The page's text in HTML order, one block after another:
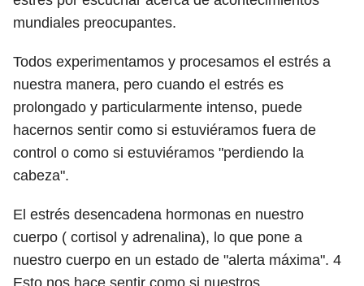
mundiales preocupantes.
Todos experimentamos y procesamos el estrés a
nuestra manera, pero cuando el estrés es
prolongado y particularmente intenso, puede
hacernos sentir como si estuviéramos fuera de
control o como si estuviéramos "perdiendo la
cabeza".
El estrés desencadena hormonas en nuestro
cuerpo ( cortisol y adrenalina), lo que pone a
nuestro cuerpo en un estado de "alerta máxima". 4
Esto nos hace sentir como si nuestros